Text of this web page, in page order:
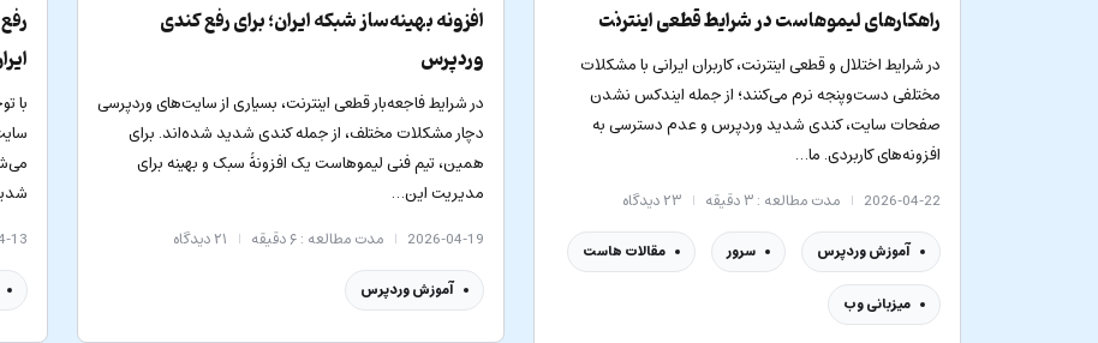
راهکارهای لیموهاست در شرایط قطعی اینترنت
در شرایط اختلال و قطعی اینترنت، کاربران ایرانی با مشکلات
مختلفی دست‌وپنجه نرم می‌کنند؛ از جمله ایندکس نشدن
صفحات سایت، کندی شدید وردپرس و عدم دسترسی به
افزونه‌های کاربردی. ما…
2026-04-22 مدت مطالعه : ۳ دقیقه ۲۳دیدگاه
آموزش وردپرس سرور مقالات هاست
میزبانی وب
افزونه بهینه‌ساز شبکه ایران؛ برای رفع کندی
وردپرس
در شرایط فاجعه‌بار قطعی اینترنت، بسیاری از سایت‌های وردپرسی
دچار مشکلات مختلف، از جمله کندی شدید شده‌اند. برای
همین، تیم فنی لیموهاست یک افزونۀ سبک و بهینه برای
مدیریت این…
2026-04-19 مدت مطالعه : ۶ دقیقه ۲۱دیدگاه
آموزش وردپرس
با
13